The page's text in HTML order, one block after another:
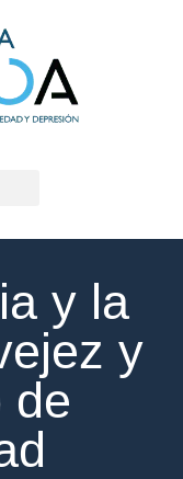
y la
y
de